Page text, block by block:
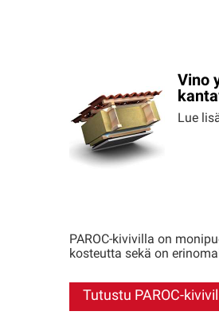
Vino
Lue
PAROC-kivivilla on
kosteutta sekä on
Tutustu PAROC-